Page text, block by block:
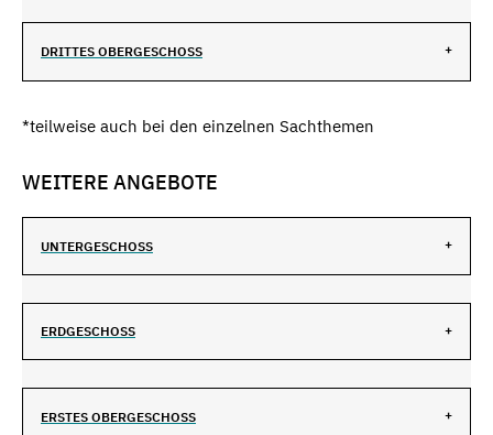
DRITTES OBERGESCHOSS
*teilweise auch bei den einzelnen Sachthemen
WEITERE ANGEBOTE
UNTERGESCHOSS
ERDGESCHOSS
ERSTES OBERGESCHOSS